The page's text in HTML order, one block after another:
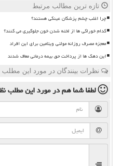
تازه ترین مطالب مرتبط
چرا اغلب چشم پزشکان عینکی هستند؟
کدام خوراکی ها از لخته شدن خون جلوگیری می کنند؟
معجزه مصرف روزانه مولتی ویتامین برای این افراد
این دهک ها از پرداخت حق بیمه درمانی معاف شدند
نظرات بینندگان در مورد این مطلب
لطفا شما همدر مورد این مطلب